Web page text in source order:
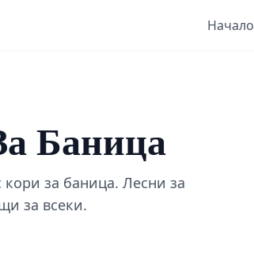
Начало
Баница
за баница. Лесни за
за всеки.